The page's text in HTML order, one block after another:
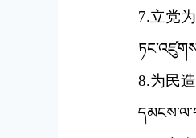
7.立党
8.为民